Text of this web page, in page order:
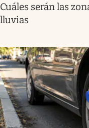
Cuáles serán las
lluvias